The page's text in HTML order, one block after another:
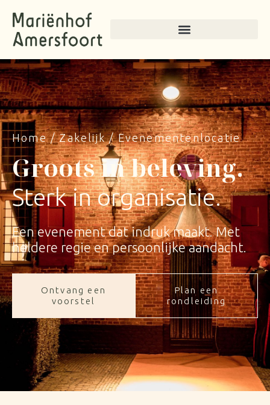
naar
inhoud
Home/Zakelijk/Evenementenlocatie
Groots in beleving.
Sterk in organisatie.
Een evenement dat indruk maakt. Met
heldere regie en persoonlijke aandacht.
Ontvang een
voorstel
Plan een
rondleiding